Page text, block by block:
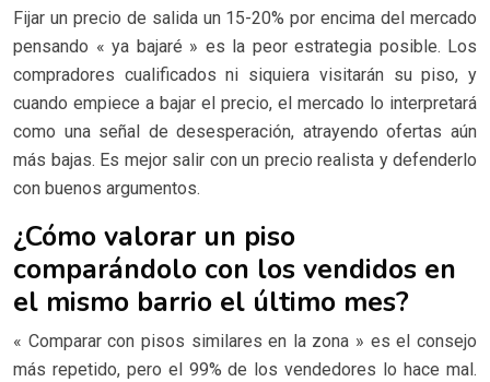
Fijar un precio de salida un 15-20% por encima del mercado
pensando « ya bajaré » es la peor estrategia posible. Los
compradores cualificados ni siquiera visitarán su piso, y
cuando empiece a bajar el precio, el mercado lo interpretará
como una señal de desesperación, atrayendo ofertas aún
más bajas. Es mejor salir con un precio realista y defenderlo
con buenos argumentos.
¿Cómo valorar un piso
comparándolo con los vendidos en
el mismo barrio el último mes?
« Comparar con pisos similares en la zona » es el consejo
más repetido, pero el 99% de los vendedores lo hace mal.